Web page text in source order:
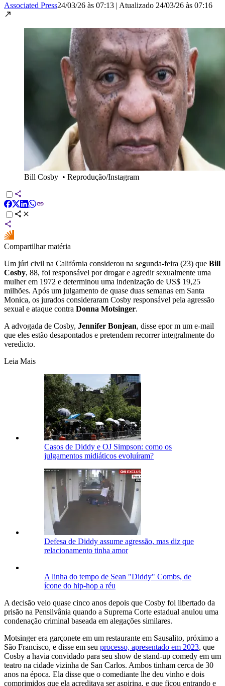
Associated Press24/03/26 às 07:13 | Atualizado 24/03/26 às 07:16
Bill Cosby • Reprodução/Instagram
Compartilhar matéria
Um júri civil na Califórnia considerou na segunda-feira (23) que Bill
Cosby, 88, foi responsável por drogar e agredir sexualmente uma
mulher em 1972 e determinou uma indenização de US$ 19,25
milhões. Após um julgamento de quase duas semanas em Santa
Monica, os jurados consideraram Cosby responsável pela agressão
sexual e ataque contra Donna Motsinger.
A advogada de Cosby, Jennifer Bonjean, disse epor m um e-mail
que eles estão desapontados e pretendem recorrer integralmente do
veredicto.
Leia Mais
Casos de Diddy e OJ Simpson: como os
julgamentos midiáticos evoluíram?
Defesa de Diddy assume agressão, mas diz que
relacionamento tinha amor
A linha do tempo de Sean "Diddy" Combs, de
ícone do hip-hop a réu
A decisão veio quase cinco anos depois que Cosby foi libertado da
prisão na Pensilvânia quando a Suprema Corte estadual anulou uma
condenação criminal baseada em alegações similares.
Motsinger era garçonete em um restaurante em Sausalito, próximo a
São Francisco, e disse em seu processo, apresentado em 2023, que
Cosby a havia convidado para seu show de stand-up comedy em um
teatro na cidade vizinha de San Carlos. Ambos tinham cerca de 30
anos na época. Ela disse que o comediante lhe deu vinho e dois
comprimidos que ela acreditava ser aspirina, e que ficou entrando e